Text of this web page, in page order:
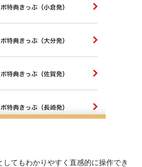
してもわかりやすく直感的に操作でき